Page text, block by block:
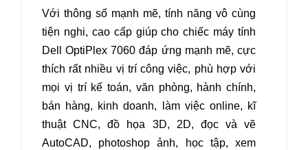
Với thông số mạnh mẽ, tính năng vô cùng
tiện nghi, cao cấp giúp cho chiếc máy tính
Dell OptiPlex 7060 đáp ứng mạnh mẽ, cực
thích rất nhiều vị trí công việc, phù hợp với
mọi vị trí kế toán, văn phòng, hành chính,
bán hàng, kinh doanh, làm việc online, kĩ
thuật CNC, đồ họa 3D, 2D, đọc và vẽ
AutoCAD, photoshop ảnh, học tập, xem